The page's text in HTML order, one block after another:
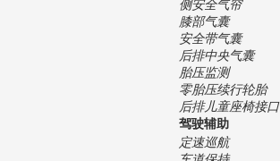
膝部气囊
安全带气囊
后排中央气囊
胎压监测
零胎压续行轮胎
后排儿童座椅接口
驾驶辅助
定速巡航